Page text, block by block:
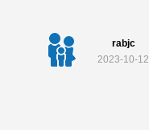
rabjc
2023-10-12